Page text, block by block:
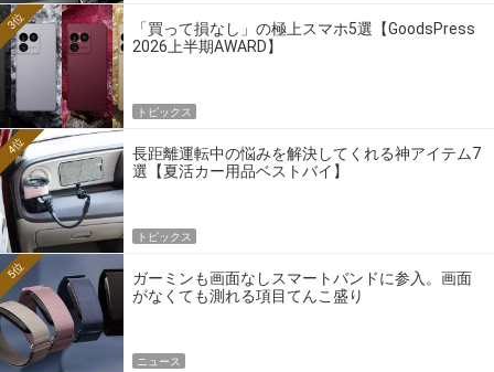
「買って損なし」の極上スマホ5選【GoodsPress
2026上半期AWARD】
3位
トピックス
長距離運転中の悩みを解決してくれる神アイテム7
選【夏活カー用品ベストバイ】
4位
トピックス
ガーミンも画面なしスマートバンドに参入。画面
がなくても測れる項目てんこ盛り
5位
ニュース